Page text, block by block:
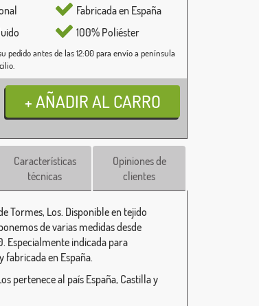
Fabricada en España
100% Poliéster
pedido antes de las 12:00 para envío a península
Características
técnicas
Opiniones de
clientes
Tormes, Los. Disponible en tejido
de varias medidas desde
Especialmente indicada para
en España.
pertenece al país España, Castilla y